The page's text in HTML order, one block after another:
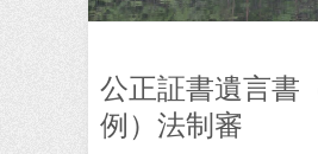
公正証書遺言書
例）法制審